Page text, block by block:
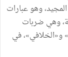
وهو عبارات
وهي ضربات
و«الخلافي»، في